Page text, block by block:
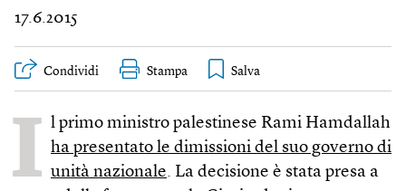
17.6.2015
Condividi Stampa
I l primo ministro palestinese Rami Hamdallah
ha presentato le dimissioni del suo governo di
unità nazionale. La decisione è stata presa a